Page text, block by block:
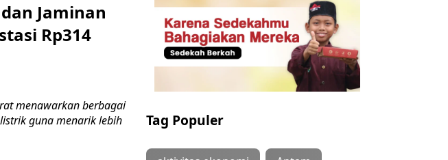
Jaminan
Rp314
menawarkan berbagai
guna menarik lebih
Tag Populer